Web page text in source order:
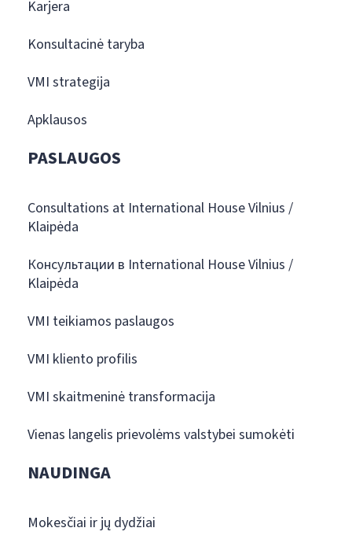
Karjera
Konsultacinė taryba
VMI strategija
Apklausos
PASLAUGOS
Consultations at International House Vilnius /
Klaipėda
Консультации в International House Vilnius /
Klaipėda
VMI teikiamos paslaugos
VMI kliento profilis
VMI skaitmeninė transformacija
Vienas langelis prievolėms valstybei sumokėti
NAUDINGA
Mokesčiai ir jų dydžiai